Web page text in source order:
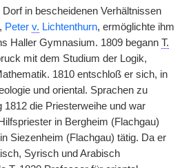
in bescheidenen Verhältnissen
Peter v. Lichtenthurn, ermöglichte ihm
Haller Gymnasium. 1809 begann T.
mit dem Studium der Logik,
1810 entschloß er sich, in
und oriental. Sprachen zu
1812 die Priesterweihe und war
in Bergheim (Flachgau)
Siezenheim (Flachgau) tätig. Da er
Syrisch und Arabisch